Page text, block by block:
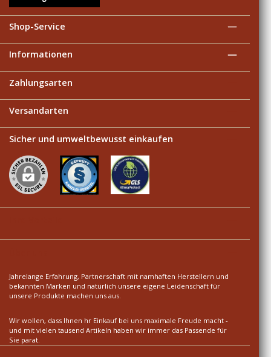
Shop-Service
Informationen
Zahlungsarten
Versandarten
Sicher und umweltbewusst einkaufen
Jahrelange Erfahrung, Partnerschaft mit namhaften Herstellern und
bekannten Marken und natürlich unsere eigene Leidenschaft für
unsere Produkte machen uns aus.
Wir wollen, dass Ihnen hr Einkauf bei uns maximale Freude macht -
und mit vielen tausend Artikeln haben wir immer das Passende für
Sie parat.